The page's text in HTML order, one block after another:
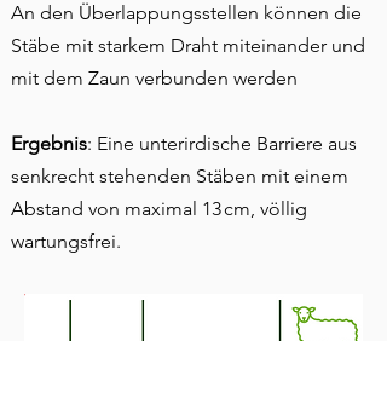
An den Überlappungsstellen können die
Stäbe mit starkem Draht miteinander und
mit dem Zaun verbunden werden
Ergebnis: Eine unterirdische Barriere aus
senkrecht stehenden Stäben mit einem
Abstand von maximal 13 cm, völlig
wartungsfrei.